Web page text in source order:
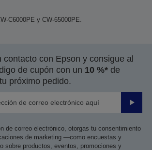
C6000PE y CW-65000PE.
contacto con Epson y consigue al
de cupón con un 10 %* de
próximo pedido.
Enviar
de correo electrónico, otorgas tu consentimiento
de marketing —como encuestas y
sobre productos, eventos, promociones y